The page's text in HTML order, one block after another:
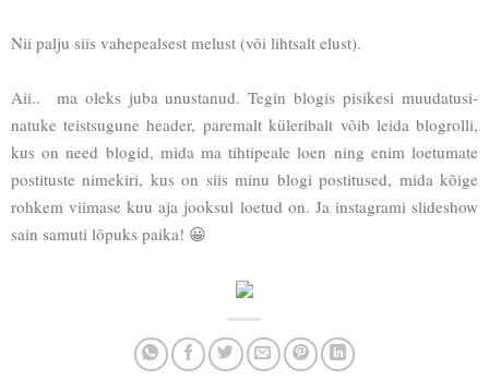
Nii palju siis vahepealsest melust (või lihtsalt elust).
Aii.. ma oleks juba unustanud. Tegin blogis pisikesi muudatusi-
natuke teistsugune header, paremalt küleribalt võib leida blogrolli,
kus on need blogid, mida ma tihtipeale loen ning enim loetumate
postituste nimekiri, kus on siis minu blogi postitused, mida kõige
rohkem viimase kuu aja jooksul loetud on. Ja instagrami slideshow
sain samuti lõpuks paika! 😀